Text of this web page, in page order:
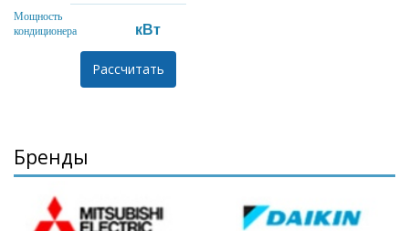
Мощность
кондиционера
кВт
Бренды